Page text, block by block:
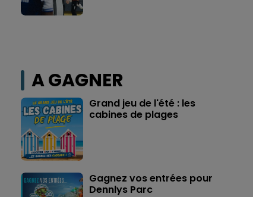
A GAGNER
Grand jeu de l'été : les
cabines de plages
Gagnez vos entrées pour
Dennlys Parc